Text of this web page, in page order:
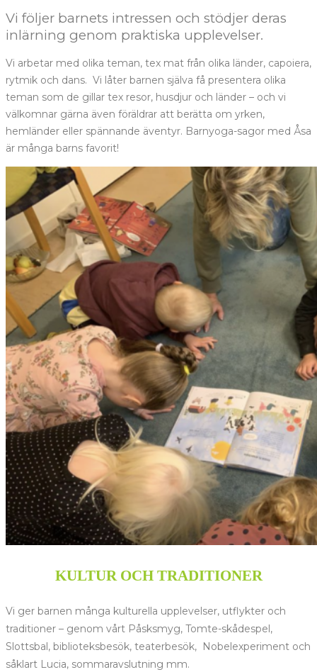
Vi följer barnets intressen och stödjer deras
inlärning genom praktiska upplevelser.
Vi arbetar med olika teman, tex mat från olika länder, capoiera,
rytmik och dans. Vi låter barnen själva få presentera olika
teman som de gillar tex resor, husdjur och länder – och vi
välkomnar gärna även föräldrar att berätta om yrken,
hemländer eller spännande äventyr. Barnyoga-sagor med Åsa
är många barns favorit!
KULTUR OCH TRADITIONER
Vi ger barnen många kulturella upplevelser, utflykter och
traditioner – genom vårt Påsksmyg, Tomte-skådespel,
Slottsbal, biblioteksbesök, teaterbesök, Nobelexperiment och
såklart Lucia, sommaravslutning mm.